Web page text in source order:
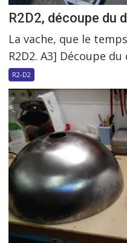
R2D2, découpe du
La vache, que le
R2D2. A3] Découpe du
R2-D2